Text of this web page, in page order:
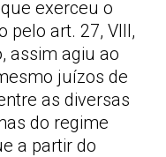
exerceu o
pelo art. 27, VIII,
assim agiu ao
juízos de
as diversas
do regime
a partir do